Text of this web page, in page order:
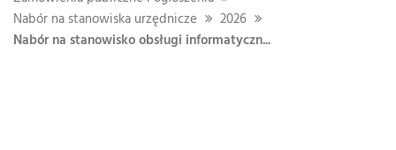
Nabór na stanowiska urzędnicze
2026
Nabór na stanowisko obsługi informatyczn...